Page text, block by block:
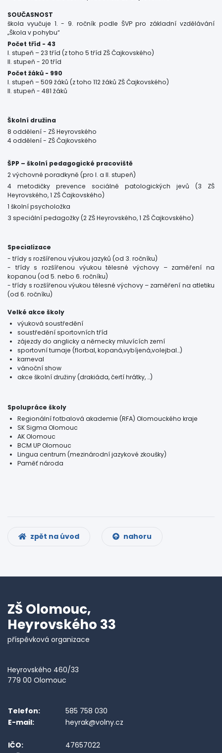
SOUČASNOST
škola vyučuje 1. - 9. ročník podle ŠVP pro základní vzdělávání
„Škola v pohybu“
Počet tříd - 43
I. stupeň – 23 tříd (z toho 5 tříd ZŠ Čajkovského)
II. stupeň - 20 tříd
Počet žáků - 990
I. stupeň – 509 žáků (z toho 112 žáků ZŠ Čajkovského)
II. stupeň - 481 žáků
Školní družina
8 oddělení - ZŠ Heyrovského
4 oddělení - ZŠ Čajkovského
ŠPP – školní pedagogické pracoviště
2 výchovné poradkyně (pro I. a II. stupeň)
4 metodičky prevence sociálně patologických jevů (3 ZŠ
Heyrovského, 1 ZŠ Čajkovského)
1 školní psycholožka
3 speciální pedagožky (2 ZŠ Heyrovského, 1 ZŠ Čajkovského)
Specializace
- třídy s rozšířenou výukou jazyků (od 3. ročníku)
- třídy s rozšířenou výukou tělesné výchovy – zaměření na
kopanou (od 5. nebo 6. ročníku)
- třídy s rozšířenou výukou tělesné výchovy – zaměření na atletiku
(od 6. ročníku)
Velké akce školy
výuková soustředění
soustředění sportovních tříd
zájezdy do anglicky a německy mluvících zemí
sportovní turnaje (florbal, kopaná,vybíjená,volejbal…)
karneval
vánoční show
akce školní družiny (drakiáda, čertí hrátky, …)
Spolupráce školy
Regionální fotbalová akademie (RFA) Olomouckého kraje
SK Sigma Olomouc
AK Olomouc
BCM UP Olomouc
Lingua centrum (mezinárodní jazykové zkoušky)
Paměť národa
zpět na úvod nahoru
ZŠ Olomouc,
Heyrovského 33
příspěvková organizace
Heyrovského 460/33
779 00 Olomouc
Telefon:
585 758 030
E-mail:
heyrak@volny.cz
IČO:
47657022